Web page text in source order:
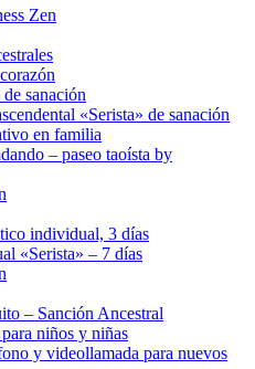
Zen
sanación
«Serista» de sanación
en familia
– paseo taoísta by
individual, 3 días
«Serista» – 7 días
– Sanción Ancestral
niños y niñas
y videollamada para nuevos